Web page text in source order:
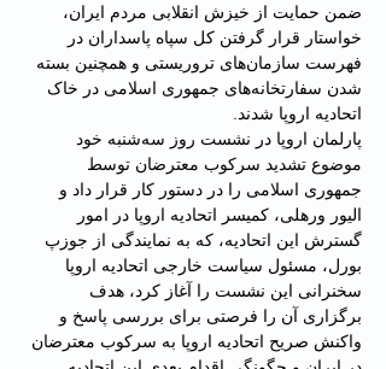
ضمن حمایت از خیزش انقلابی مردم ایران،
خواستار قرار گرفتن کل سپاه پاسداران در
فهرست سازمان‌های تروریستی و همچنین بسته
شدن سفارتخانه‌های جمهوری اسلامی در خاک
اتحادیه اروپا شدند.
پارلمان اروپا در نشست روز سه‌شنبه خود
موضوع تشدید سرکوب معترضان توسط
جمهوری اسلامی را در دستور کار قرار داد و
الیور ورهلی، کمیسر اتحادیه اروپا در امور
گسترش این اتحادیه، که به نمایندگی از جوزپ
بورل، مسئول سیاست خارجی اتحادیه اروپا
سخنرانی این نشست را آغاز کرد، هدف
برگزاری آن را فرصتی برای بررسی پاسخ و
واکنش صریح اتحادیه اروپا به سرکوب معترضان